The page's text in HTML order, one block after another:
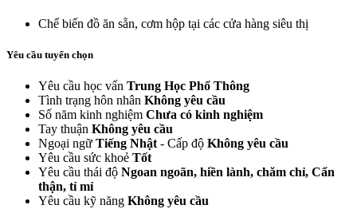
Chế biến đồ ăn sẵn, cơm hộp tại các cửa hàng siêu thị
Yêu cầu tuyển chọn
Yêu cầu học vấn Trung Học Phổ Thông
Tình trạng hôn nhân Không yêu cầu
Số năm kinh nghiệm Chưa có kinh nghiệm
Tay thuận Không yêu cầu
Ngoại ngữ Tiếng Nhật - Cấp độ Không yêu cầu
Yêu cầu sức khoẻ Tốt
Yêu cầu thái độ Ngoan ngoãn, hiền lành, chăm chỉ, Cẩn
thận, tỉ mỉ
Yêu cầu kỹ năng Không yêu cầu